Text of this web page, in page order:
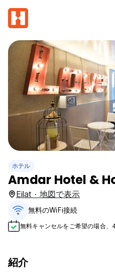
ホテル
Amdar Hotel &
Eilat · 地図で表示
無料のWiFi接続
無料キャンセルをご希望の場合、
紹介